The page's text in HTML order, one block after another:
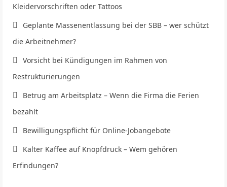
Kleidervorschriften oder Tattoos
Geplante Massenentlassung bei der SBB – wer schützt
die Arbeitnehmer?
Vorsicht bei Kündigungen im Rahmen von
Restrukturierungen
Betrug am Arbeitsplatz – Wenn die Firma die Ferien
bezahlt
Bewilligungspflicht für Online-Jobangebote
Kalter Kaffee auf Knopfdruck – Wem gehören
Erfindungen?